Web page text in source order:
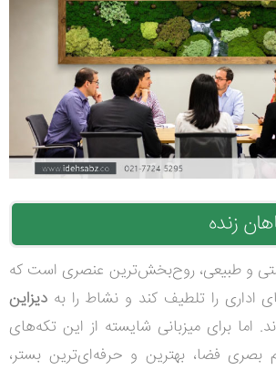
زنده
و طبیعی، روح‌بخش‌ترین عنصری است که
را تلطیف کند و نشاط را به دیزاین
اما برای میزبانی شایسته از این تکه‌های
فضا، بهترین و حرفه‌ای‌ترین بستر،